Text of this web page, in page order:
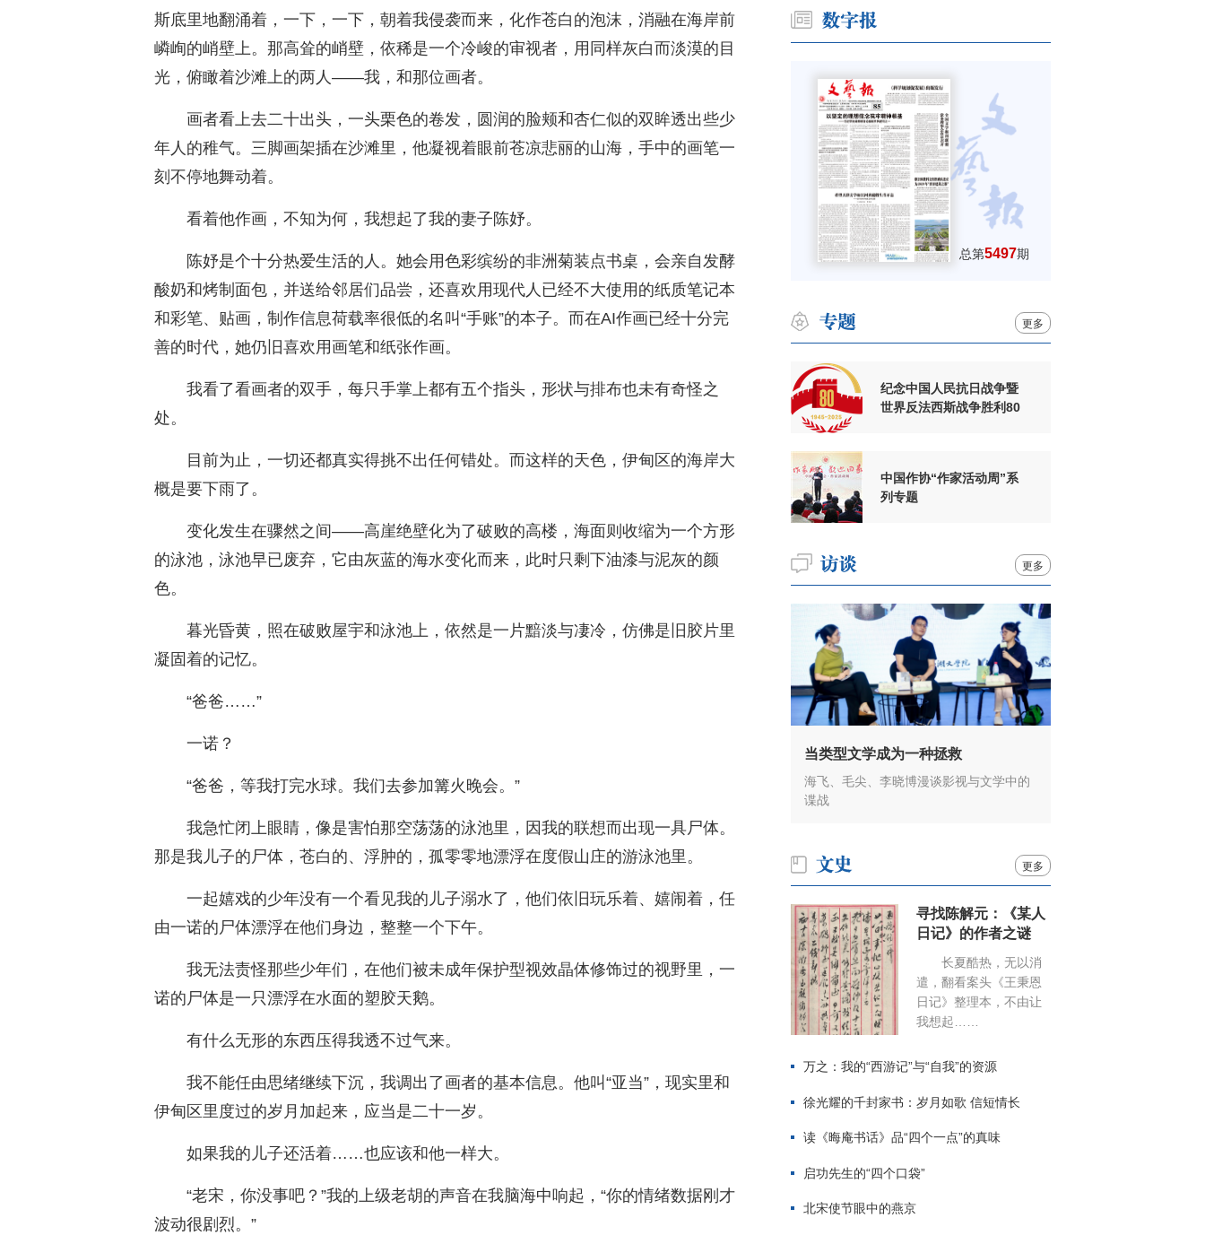
斯底里地翻涌着，一下，一下，朝着我侵袭而来，化作苍白的泡沫，消融在海岸前
嶙峋的峭壁上。那高耸的峭壁，依稀是一个冷峻的审视者，用同样灰白而淡漠的目
光，俯瞰着沙滩上的两人——我，和那位画者。
画者看上去二十出头，一头栗色的卷发，圆润的脸颊和杏仁似的双眸透出些少
年人的稚气。三脚画架插在沙滩里，他凝视着眼前苍凉悲丽的山海，手中的画笔一
刻不停地舞动着。
看着他作画，不知为何，我想起了我的妻子陈妤。
陈妤是个十分热爱生活的人。她会用色彩缤纷的非洲菊装点书桌，会亲自发酵
酸奶和烤制面包，并送给邻居们品尝，还喜欢用现代人已经不大使用的纸质笔记本
和彩笔、贴画，制作信息荷载率很低的名叫“手账”的本子。而在AI作画已经十分完
善的时代，她仍旧喜欢用画笔和纸张作画。
我看了看画者的双手，每只手掌上都有五个指头，形状与排布也未有奇怪之
处。
目前为止，一切还都真实得挑不出任何错处。而这样的天色，伊甸区的海岸大
概是要下雨了。
变化发生在骤然之间——高崖绝壁化为了破败的高楼，海面则收缩为一个方形
的泳池，泳池早已废弃，它由灰蓝的海水变化而来，此时只剩下油漆与泥灰的颜
色。
暮光昏黄，照在破败屋宇和泳池上，依然是一片黯淡与凄冷，仿佛是旧胶片里
凝固着的记忆。
“爸爸……”
一诺？
“爸爸，等我打完水球。我们去参加篝火晚会。”
我急忙闭上眼睛，像是害怕那空荡荡的泳池里，因我的联想而出现一具尸体。
那是我儿子的尸体，苍白的、浮肿的，孤零零地漂浮在度假山庄的游泳池里。
一起嬉戏的少年没有一个看见我的儿子溺水了，他们依旧玩乐着、嬉闹着，任
由一诺的尸体漂浮在他们身边，整整一个下午。
我无法责怪那些少年们，在他们被未成年保护型视效晶体修饰过的视野里，一
诺的尸体是一只漂浮在水面的塑胶天鹅。
有什么无形的东西压得我透不过气来。
我不能任由思绪继续下沉，我调出了画者的基本信息。他叫“亚当”，现实里和
伊甸区里度过的岁月加起来，应当是二十一岁。
如果我的儿子还活着……也应该和他一样大。
“老宋，你没事吧？”我的上级老胡的声音在我脑海中响起，“你的情绪数据刚才
波动很剧烈。”
总第5497期
更多
纪念中国人民抗日战争暨
世界反法西斯战争胜利80
中国作协“作家活动周”系
列专题
更多
当类型文学成为一种拯救
海飞、毛尖、李晓博漫谈影视与文学中的
谍战
更多
寻找陈解元：《某人
日记》的作者之谜
长夏酷热，无以消
遣，翻看案头《王秉恩
日记》整理本，不由让
我想起……
万之：我的“西游记”与“自我”的资源
徐光耀的千封家书：岁月如歌 信短情长
读《晦庵书话》品“四个一点”的真味
启功先生的“四个口袋”
北宋使节眼中的燕京